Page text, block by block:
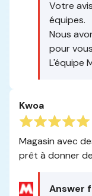
Votre
équipes.
Nous
pour
L'équipe
Kwoa
Magasin avec
prêt à donner
Answer